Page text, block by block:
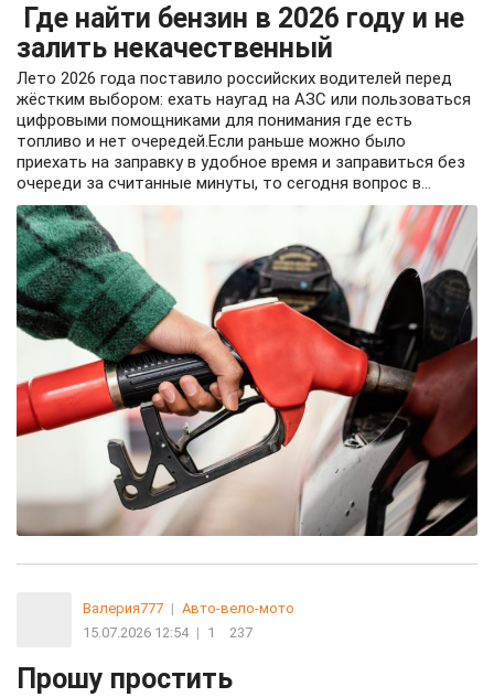
Где найти бензин в 2026 году и не
залить некачественный
Лето 2026 года поставило российских водителей перед
жёстким выбором: ехать наугад на АЗС или пользоваться
цифровыми помощниками для понимания где есть
топливо и нет очередей.Если раньше можно было
приехать на заправку в удобное время и заправиться без
очереди за считанные минуты, то сегодня вопрос в...
Валерия777 | Авто-вело-мото
15.07.2026 12:54 | 1 237
Прошу простить